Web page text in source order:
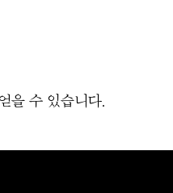
을 수 있습니다.